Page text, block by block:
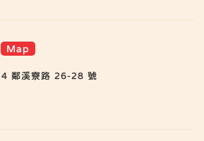
Map
4 鄰溪寮路 26-28 號